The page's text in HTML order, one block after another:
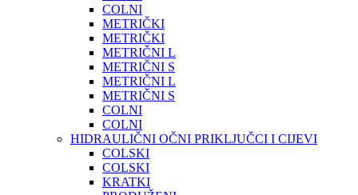
COLNI
METRIČKI
METRIČKI
METRIČNI L
METRIČNI S
METRIČNI L
METRIČNI S
COLNI
COLNI
HIDRAULIČNI OČNI PRIKLJUČCI I CIJEVI
COLSKI
COLSKI
KRATKI